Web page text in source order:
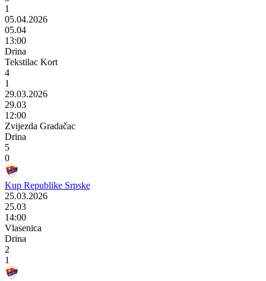
1
05.04.2026
05.04
13:00
Drina
Tekstilac Kort
4
1
29.03.2026
29.03
12:00
Zvijezda Gradačac
Drina
5
0
Kup Republike Srpske
25.03.2026
25.03
14:00
Vlasenica
Drina
2
1